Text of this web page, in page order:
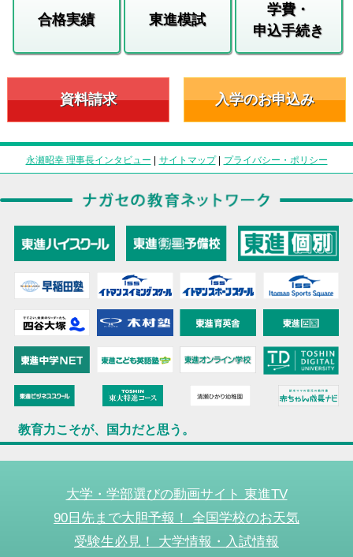
合格実績 東進模試
学費・
申込手続き
資料請求 入学のお申込み
永瀬昭幸 理事長インタビュー | サイトマップ| プライバシー・ポリシー
教育力こそが、国力だと思う。
大学・学部選びの動画サイト 東進TV
90日先まで大胆予報！ 全国学校のお天気
受験生必見！ 大学情報・入試情報